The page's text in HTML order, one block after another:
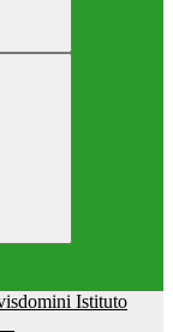
Istituto